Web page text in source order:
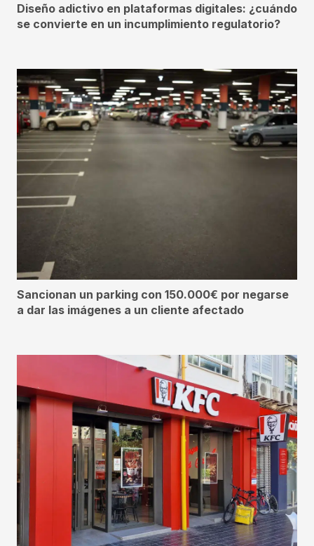
Diseño adictivo en plataformas digitales: ¿cuándo
se convierte en un incumplimiento regulatorio?
Sancionan un parking con 150.000€ por negarse
a dar las imágenes a un cliente afectado